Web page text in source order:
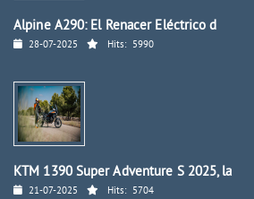
Alpine A290: El Renacer Eléctrico d
28-07-2025 Hits: 5990
KTM 1390 Super Adventure S 2025, la
21-07-2025 Hits: 5704